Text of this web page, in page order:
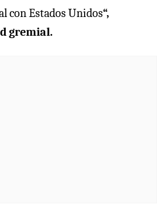
con Estados Unidos“,
gremial.